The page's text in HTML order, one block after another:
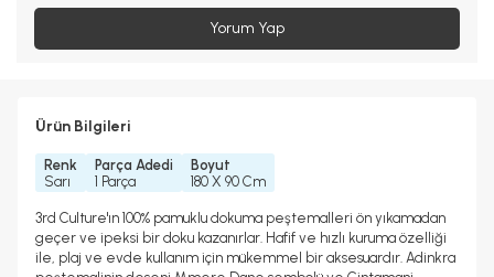
Yorum Yap
Ürün Bilgileri
Renk
Sarı
Parça Adedi
1 Parça
Boyut
180 X 90 Cm
3rd Culture'ın 100% pamuklu dokuma peştemalleri ön yıkamadan
geçer ve ipeksi bir doku kazanırlar. Hafif ve hızlı kuruma özelliği
ile, plaj ve evde kullanım için mükemmel bir aksesuardır. Adinkra